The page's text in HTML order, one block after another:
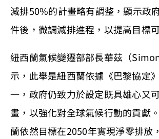
減排50%的計畫略有調整，顯示政
件後，微調減排進程，以提高目標
紐西蘭氣候變遷部部長華茲（
示，此舉是紐西蘭依據《巴黎協定
一，政府仍致力於設定既具雄心又
畫，以強化對全球氣候行動的貢獻
蘭依然目標在2050年實現淨零排放